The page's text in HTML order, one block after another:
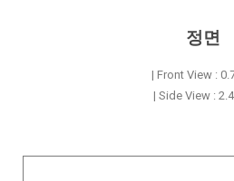
정면
| Front View :
| Side View :